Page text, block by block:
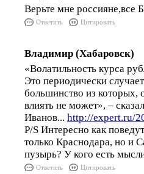
Верьте мне
Ответить Цитировать
Владимир (Хабаровск)
«Волатильность курса
Это периодически
большинство из которых,
влиять не может», –
Иванов... http://expert.ru/
P/S Интересно как
только Краснодара, но и
пузырь? У кого есть
Ответить Цитировать